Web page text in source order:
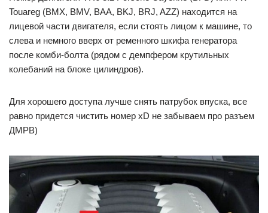
Touareg (BMX, BMV, BAA, BKJ, BRJ, AZZ) находится на
лицевой части двигателя, если стоять лицом к машине, то
слева и немного вверх от ременного шкифа генератора
после комби-болта (рядом с демпфером крутильных
колебаний на блоке цилиндров).
Для хорошего доступа лучше снять патрубок впуска, все
равно придется чистить номер xD не забываем про разъем
ДМРВ)